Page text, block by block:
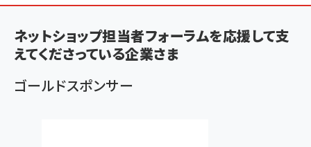
く
ず
ネットショップ担当者フォーラムを応援して支
えてくださっている企業さま
ゴールドスポンサー